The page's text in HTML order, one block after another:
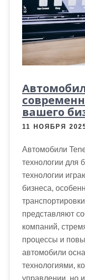
вашего
11 НОЯБРЯ
Автомобили
технологии для
технологии
бизнеса,
представляют
компаний,
процессы и
автомобили
технологиями,
управлении, но